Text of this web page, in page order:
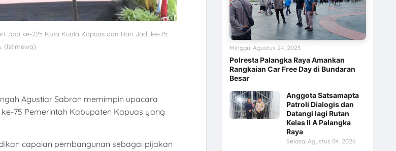
Jadi ke-225 Kota Kuala Kapuas dan Hari Jadi ke-75
(Istimewa)
Agustiar Sabran memimpin upacara
75 Pemerintah Kabupaten Kapuas yang
capaian pembangunan sebagai pijakan
Polresta Palangka Raya Amankan
Rangkaian Car Free Day di Bundaran
Besar
Minggu, Agustus 24, 2025
Anggota Satsamapta
Patroli Dialogis dan
Datangi lagi Rutan
Kelas II A Palangka
Raya
Selasa, Agustus 04, 2026